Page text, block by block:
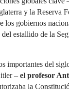
y la Reserva
los gobiernos
estallido de la
importantes del
– el profesor
la